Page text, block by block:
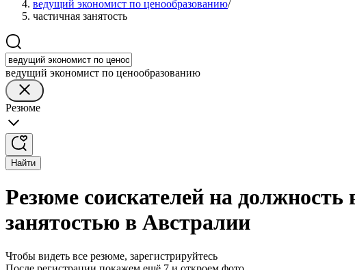
ведущий экономист по ценообразованию/
частичная занятость
ведущий экономист по ценообразованию
Резюме
Найти
Резюме соискателей на
занятостью в Австралии
Чтобы видеть все резюме, зарегистрируйтесь